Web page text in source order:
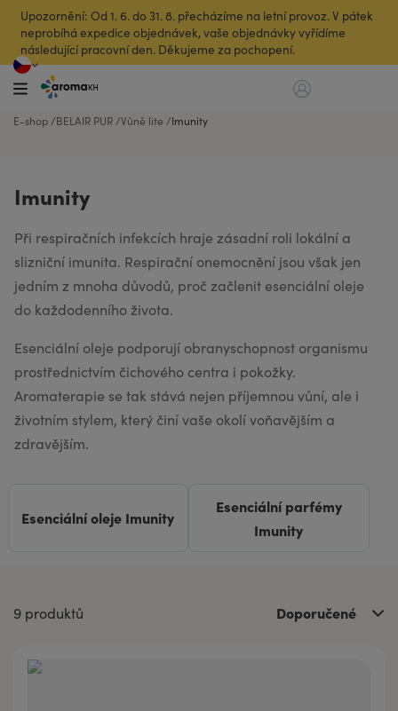
Upozornění: Od 1. 6. do 31. 8. přecházíme na letní provoz. V pátek
neprobíhá expedice objednávek, vaše objednávky vyřídíme
následující pracovní den. Děkujeme za pochopení.
E-shop BELAIR PUR Vůně lite Imunity
Imunity
Při respiračních infekcích hraje zásadní roli lokální a
slizniční imunita. Respirační onemocnění jsou však jen
jedním z mnoha důvodů, proč začlenit esenciální oleje
do každodenního života.
Esenciální oleje podporují obranyschopnost organismu
prostřednictvím čichového centra i pokožky.
Aromaterapie se tak stává nejen příjemnou vůní, ale i
životním stylem, který činí vaše okolí voňavějším a
zdravějším.
Esenciální oleje Imunity
Esenciální parfémy
Imunity
9 produktů Doporučené